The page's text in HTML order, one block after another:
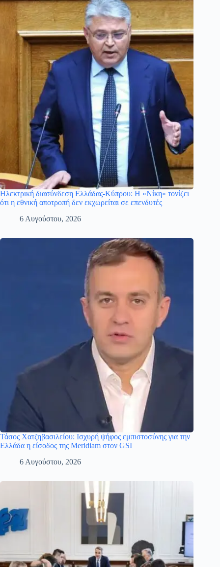
Ηλεκτρική διασύνδεση Ελλάδας-Κύπρου: Η «Νίκη» τονίζει
ότι η εθνική αποτροπή δεν εκχωρείται σε επενδυτές
6 Αυγούστου, 2026
Τάσος Χατζηβασιλείου: Ισχυρή ψήφος εμπιστοσύνης για την
Ελλάδα η είσοδος της Meridiam στον GSI
6 Αυγούστου, 2026